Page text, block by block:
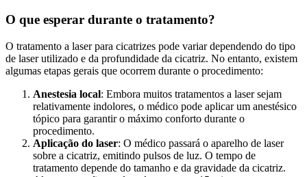
O que esperar durante o tratamento?
O tratamento a laser para cicatrizes pode variar dependendo do tipo
de laser utilizado e da profundidade da cicatriz. No entanto, existem
algumas etapas gerais que ocorrem durante o procedimento:
Anestesia local: Embora muitos tratamentos a laser sejam
relativamente indolores, o médico pode aplicar um anestésico
tópico para garantir o máximo conforto durante o
procedimento.
Aplicação do laser: O médico passará o aparelho de laser
sobre a cicatriz, emitindo pulsos de luz. O tempo de
tratamento depende do tamanho e da gravidade da cicatriz.